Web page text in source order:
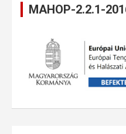
MAHOP-2.2.1-